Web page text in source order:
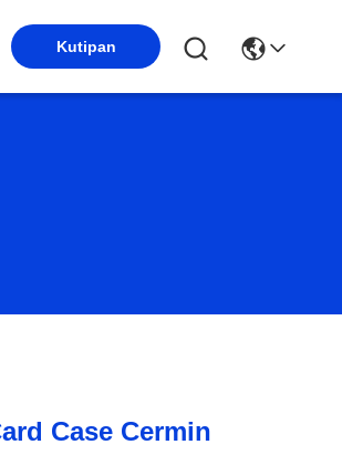
Kutipan
Case Cermin